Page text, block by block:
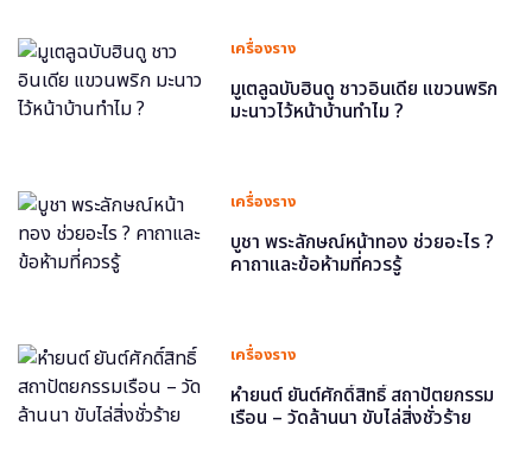
เครื่องราง
มูเตลูฉบับฮินดู ชาวอินเดีย แขวนพริก
มะนาวไว้หน้าบ้านทำไม ?
เครื่องราง
บูชา พระลักษณ์หน้าทอง ช่วยอะไร ?
คาถาและข้อห้ามที่ควรรู้
เครื่องราง
หำยนต์ ยันต์ศักดิ์สิทธิ์ สถาปัตยกรรม
เรือน – วัดล้านนา ขับไล่สิ่งชั่วร้าย